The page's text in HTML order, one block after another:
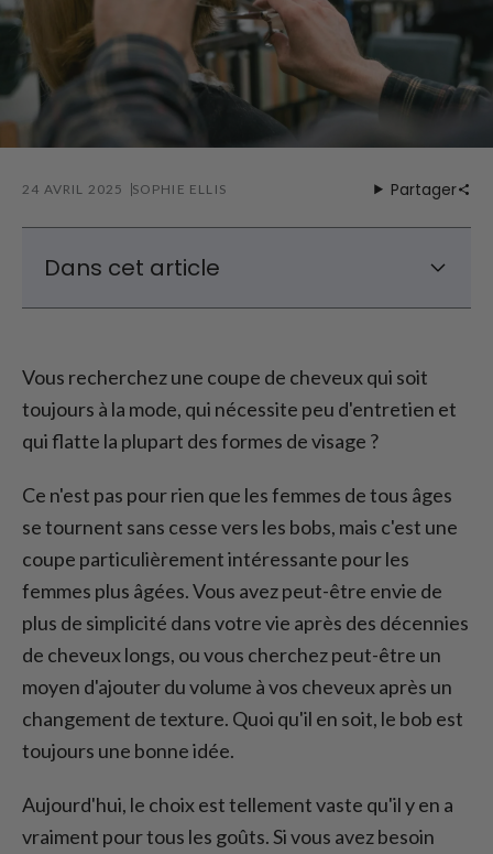
24 AVRIL 2025 SOPHIE ELLIS Partager
Dans cet article
cheveux gris
Bob avec frange pour femmes plus âgées
Conclusion - Coupes de cheveux classiques
Vous recherchez une coupe de cheveux qui soit
toujours à la mode, qui nécessite peu d'entretien et
qui flatte la plupart des formes de visage ?
Ce n'est pas pour rien que les femmes de tous âges
se tournent sans cesse vers les bobs, mais c'est une
coupe particulièrement intéressante pour les
femmes plus âgées. Vous avez peut-être envie de
plus de simplicité dans votre vie après des décennies
de cheveux longs, ou vous cherchez peut-être un
moyen d'ajouter du volume à vos cheveux après un
changement de texture. Quoi qu'il en soit, le bob est
toujours une bonne idée.
Aujourd'hui, le choix est tellement vaste qu'il y en a
vraiment pour tous les goûts. Si vous avez besoin